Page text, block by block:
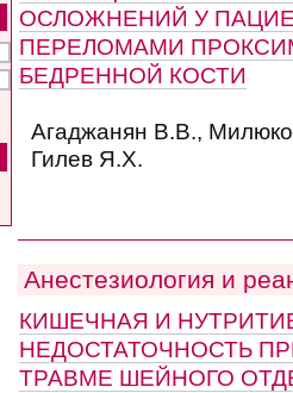
ОСЛОЖНЕНИЙ У
ПЕРЕЛОМАМИ
БЕДРЕННОЙ КОСТИ
Агаджанян В.В.,
Гилев Я.Х.
Анестезиология и
КИШЕЧНАЯ И
НЕДОСТАТОЧНОСТЬ
ТРАВМЕ ШЕЙНОГО